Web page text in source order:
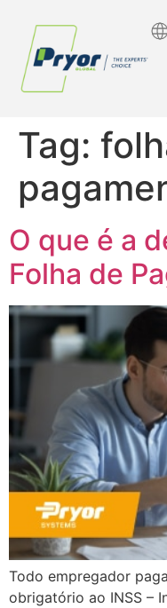
Tag:
O que é a
Folha de
Todo empregador
obrigatório ao INSS –